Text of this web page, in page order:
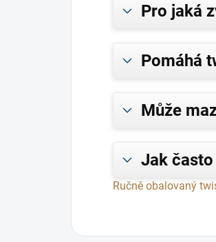
Pro jaká
Pomáhá
Může
Jak
Ručně obalovaný